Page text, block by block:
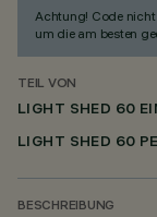
Achtung! Code nicht
um die am besten
TEIL VON
LIGHT SHED 60
LIGHT SHED 60
BESCHREIBUNG